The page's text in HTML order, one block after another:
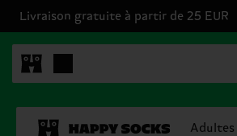
Livraison gratuite à partir de 25 EUR
Adultes